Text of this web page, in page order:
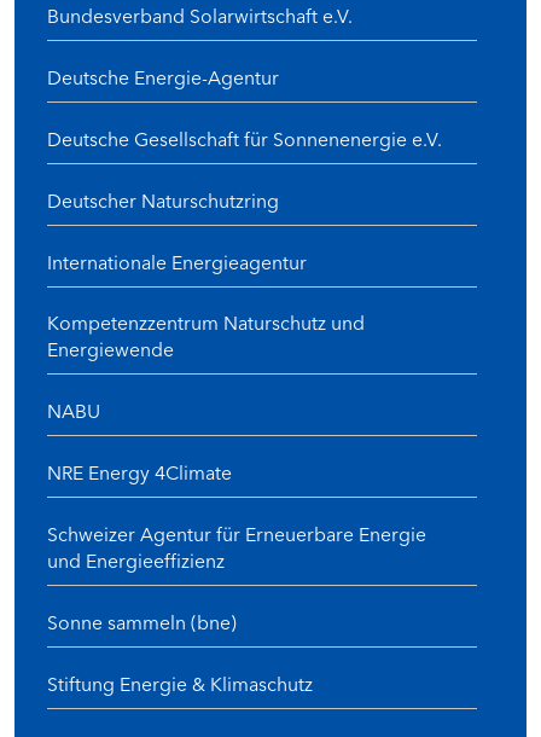
Bundesverband Solarwirtschaft e.V.
Deutsche Energie-Agentur
Deutsche Gesellschaft für Sonnenenergie e.V.
Deutscher Naturschutzring
Internationale Energieagentur
Kompetenzzentrum Naturschutz und
Energiewende
NABU
NRE Energy 4Climate
Schweizer Agentur für Erneuerbare Energie
und Energieeffizienz
Sonne sammeln (bne)
Stiftung Energie & Klimaschutz